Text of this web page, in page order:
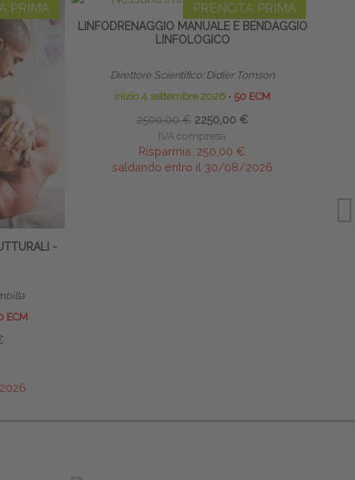
PRIMA
-
ECM
PRENOTA PRIMA
LINFODRENAGGIO MANUALE E BENDAGGIO
LINFOLOGICO
Direttore Scientifico: Didier Tomson
inizio 4 settembre 2026 ∙ 50 ECM
2500,00 € 2250,00 €
IVA compresa
Risparmia: 250,00 €
saldando entro il 30/08/2026